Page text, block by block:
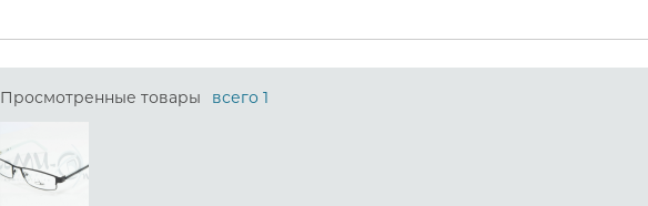
Просмотренные товары всего 1